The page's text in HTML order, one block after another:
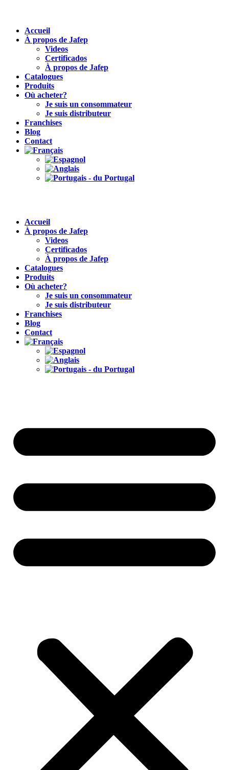
Accueil
À propos de Jafep
Videos
Certificados
À propos de Jafep
Catalogues
Produits
Où acheter?
Je suis un consommateur
Je suis distributeur
Franchises
Blog
Contact
Accueil
À propos de Jafep
Videos
Certificados
À propos de Jafep
Catalogues
Produits
Où acheter?
Je suis un consommateur
Je suis distributeur
Franchises
Blog
Contact